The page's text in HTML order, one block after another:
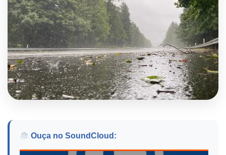
Ouça no SoundCloud: